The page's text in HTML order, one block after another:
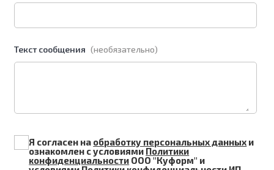
Текст сообщения (необязательно)
Я согласен на обработку персональных данных и
ознакомлен с условиями Политики
конфиденциальности ООО "Куформ" и